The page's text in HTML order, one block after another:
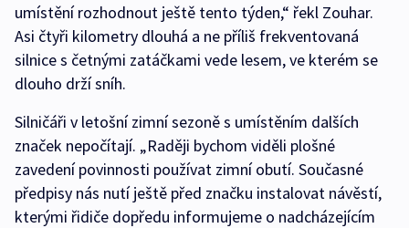
umístění rozhodnout ještě tento týden,“ řekl Zouhar.
Asi čtyři kilometry dlouhá a ne příliš frekventovaná
silnice s četnými zatáčkami vede lesem, ve kterém se
dlouho drží sníh.
Silničáři v letošní zimní sezoně s umístěním dalších
značek nepočítají. „Raději bychom viděli plošné
zavedení povinnosti používat zimní obutí. Současné
předpisy nás nutí ještě před značku instalovat návěstí,
kterými řidiče dopředu informujeme o nadcházejícím